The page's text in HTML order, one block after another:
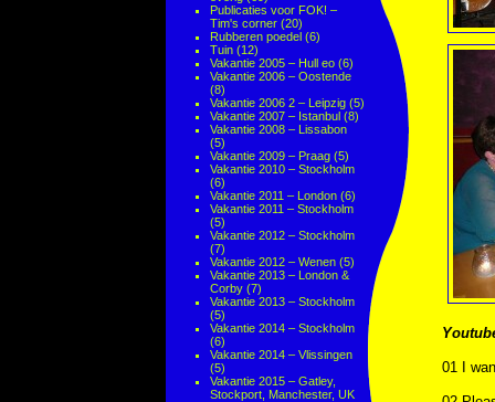
Publicaties voor FOK! –
Tim's corner (20)
Rubberen poedel (6)
Tuin (12)
Vakantie 2005 – Hull eo (6)
Vakantie 2006 – Oostende
(8)
Vakantie 2006 2 – Leipzig (5)
Vakantie 2007 – Istanbul (8)
Vakantie 2008 – Lissabon
(5)
Vakantie 2009 – Praag (5)
Vakantie 2010 – Stockholm
(6)
Vakantie 2011 – London (6)
Vakantie 2011 – Stockholm
(5)
Vakantie 2012 – Stockholm
(7)
Vakantie 2012 – Wenen (5)
Vakantie 2013 – London &
Corby (7)
Vakantie 2013 – Stockholm
(5)
Vakantie 2014 – Stockholm
(6)
Vakantie 2014 – Vlissingen
(5)
Vakantie 2015 – Gatley,
Stockport, Manchester, UK
01 I